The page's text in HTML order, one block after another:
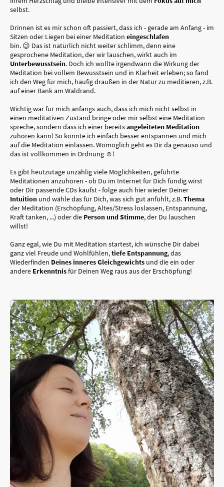
selbst.
Drinnen ist es mir schon oft passiert, dass ich - gerade am Anfang - im
Sitzen oder Liegen bei einer Meditation eingeschlafen
bin. 😉 Das ist natürlich nicht weiter schlimm, denn eine
gesprochene Meditation, der wir lauschen, wirkt auch im
Unterbewusstsein. Doch ich wollte irgendwann die Wirkung der
Meditation bei vollem Bewusstsein und in Klarheit erleben; so fand
ich den Weg für mich, häufig draußen in der Natur zu meditieren, z.B.
auf einer Bank am Waldrand.
Wichtig war für mich anfangs auch, dass ich mich nicht selbst in
einen meditativen Zustand bringe oder mir selbst eine Meditation
spreche, sondern dass ich einer bereitsangeleiteten Meditation
zuhören kann! So konnte ich einfach besser entspannen und mich
auf die Meditation einlassen. Womöglich geht es Dir da genauso und
das ist vollkommen in Ordnung ☺️!
Es gibt heutzutage unzählig viele Möglichkeiten, geführte
Meditationen anzuhören - ob Du im Internet für Dich fündig wirst
oder Dir passende CDs kaufst - folge auch hier wieder Deiner
Intuition und wähle das für Dich, was sich gut anfühlt, z.B.Thema
der Meditation (Erschöpfung, Altes/Stress loslassen, Entspannung,
Kraft tanken, ...) oder die Person und Stimme, der Du lauschen
willst!
Ganz egal, wie Du mit Meditation startest, ich wünsche Dir dabei
ganz viel Freude und Wohlfühlen,tiefe Entspannung, das
Wiederfinden Deines inneres Gleichgewichts und die ein oder
andere Erkenntnisfür Deinen Weg raus aus der Erschöpfung!